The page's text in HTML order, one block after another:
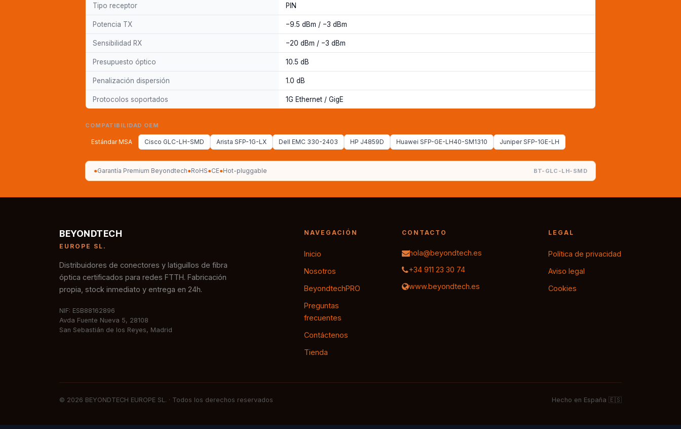
Tipo receptor PIN
Potencia TX −9.5 dBm / −3 dBm
Sensibilidad RX −20 dBm / −3 dBm
Presupuesto óptico 10.5 dB
Penalización dispersión 1.0 dB
Protocolos soportados 1G Ethernet / GigE
COMPATIBILIDAD OEM
Estándar MSA Cisco GLC-LH-SMD Arista SFP-1G-LX Dell EMC 330-2403 HP J4859D Huawei SFP-GE-LH40-SM1310 Juniper SFP-1GE-LH
●Garantía Premium Beyondtech●RoHS●CE●Hot-pluggable BT-GLC-LH-SMD
BEYONDTECH
EUROPE SL.
Distribuidores de conectores y latiguillos de fibra
óptica certificados para redes FTTH. Fabricación
propia, stock inmediato y entrega en 24h.
NIF: ESB88162896
Avda Fuente Nueva 5, 28108
San Sebastián de los Reyes, Madrid
NAVEGACIÓN
Inicio
Nosotros
BeyondtechPRO
Preguntas
frecuentes
Contáctenos
Tienda
CONTACTO
hola@beyondtech.es
+34 911 23 30 74
www.beyondtech.es
LEGAL
Política de privacidad
Aviso legal
Cookies
© 2026 BEYONDTECH EUROPE SL. · Todos los derechos reservados Hecho en España 🇪🇸